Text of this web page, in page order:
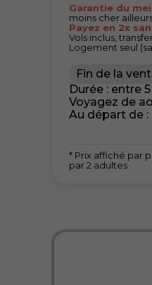
Garantie du
moins cher
Payez en 2x
Vols inclus,
Logement seul
Fin de la
Durée : entre
Voyagez de
Au départ de :
* Prix affiché par
par 2 adultes